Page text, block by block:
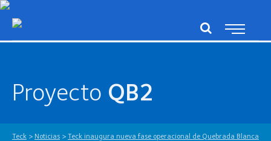
Proyecto QB2
Teck > Noticias > Teck inaugura nueva fase operacional de Quebrada Blanca